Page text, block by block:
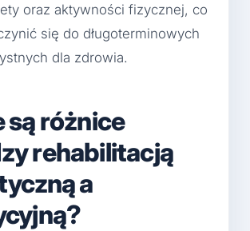
oraz aktywności fizycznej, co
się do długoterminowych
dla zdrowia.
są różnice
rehabilitacją
a